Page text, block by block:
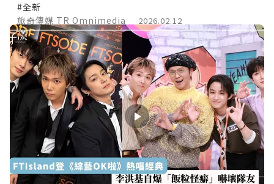
#全新
旅奇傳媒 TR Omnimedia
2026.02.12